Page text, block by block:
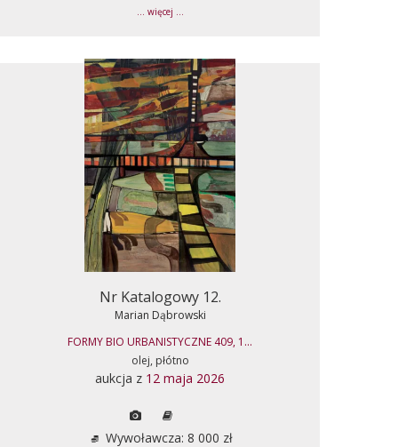
... więcej ...
Nr Katalogowy 12.
Marian Dąbrowski
FORMY BIO URBANISTYCZNE 409, 1...
olej, płótno
aukcja z 12 maja 2026
Wywoławcza: 8 000 zł